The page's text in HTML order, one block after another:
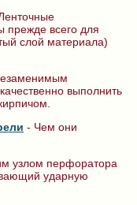
всего для
слой материала)
выполнить
- Чем они
узлом перфоратора
ударную